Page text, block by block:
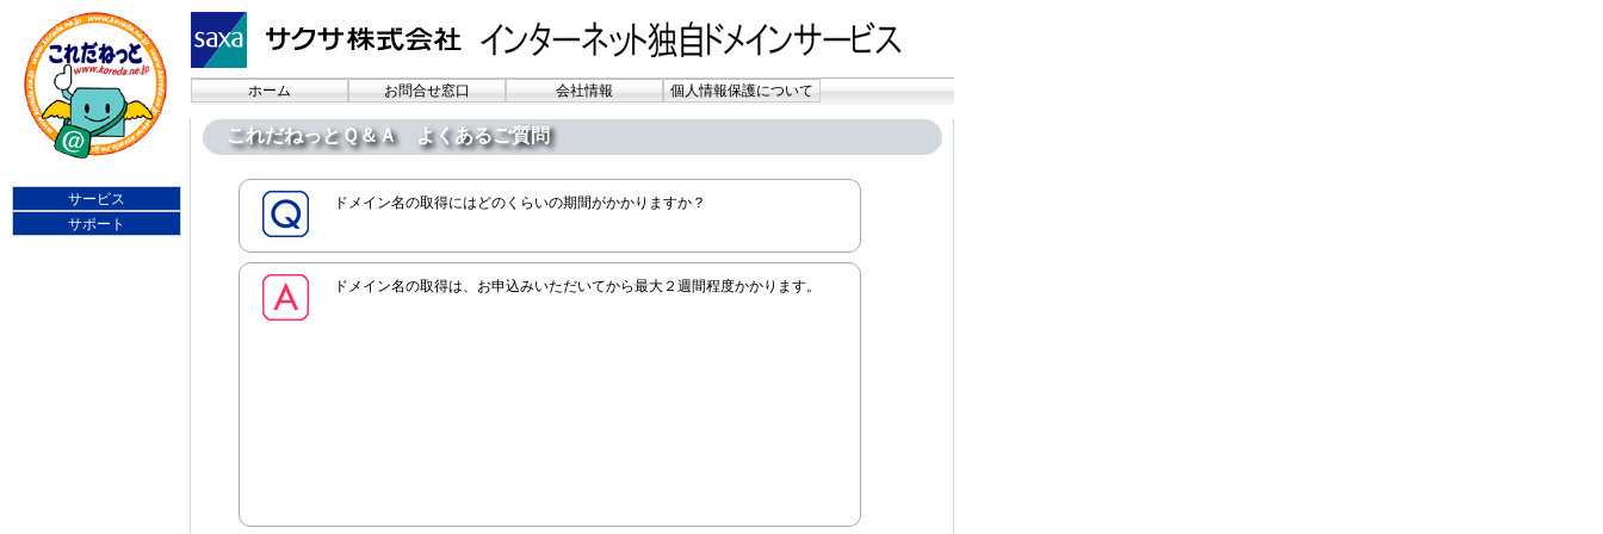
ホーム お問合せ窓口 会社情報 個人情報保護について
これだねっとＱ＆Ａ よくあるご質問
ドメイン名の取得にはどのくらいの期間がかかりますか？
ドメイン名の取得は、お申込みいただいてから最大２週間程度かかります。
サービス
サポート